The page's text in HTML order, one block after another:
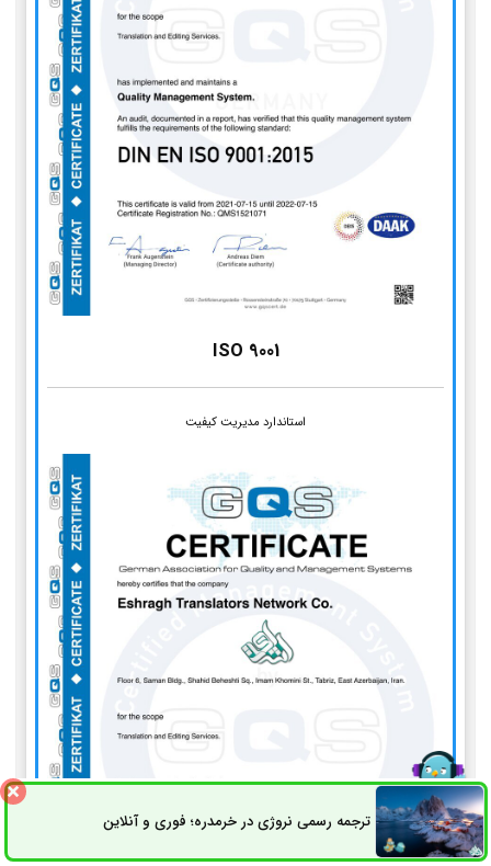
ISO 9001
استاندارد مدیریت کیفیت
ترجمه رسمی نروژی در خرمدره؛ فوری و آنلاینثبت سفارش راه های ارتباطی